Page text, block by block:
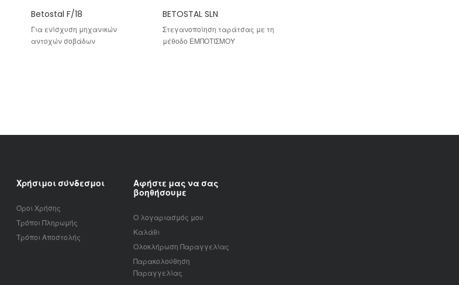
Betostal F/18
Για ενίσχυση μηχανικών
αντοχών σοβάδων
BETOSTAL SLN
Στεγανοποίηση ταράτσας με τη
μέθοδο ΕΜΠΟΤΙΣΜΟΥ
Χρήσιμοι σύνδεσμοι
Όροι Χρήσης
Τρόποι Πληρωμής
Τρόποι Αποστολής
Αφήστε μας να σας
βοηθήσουμε
Ο λογαριασμός μου
Καλάθι
Ολοκλήρωση Παραγγελίας
Παρακολούθηση
Παραγγελίας